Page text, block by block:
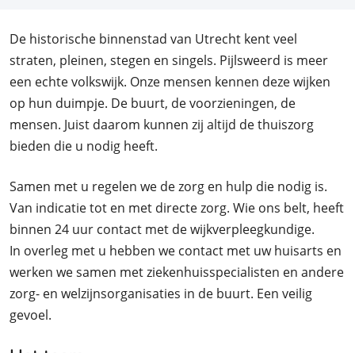
De historische binnenstad van Utrecht kent veel
straten, pleinen, stegen en singels. Pijlsweerd is meer
een echte volkswijk. Onze mensen kennen deze wijken
op hun duimpje. De buurt, de voorzieningen, de
mensen. Juist daarom kunnen zij altijd de thuiszorg
bieden die u nodig heeft.
Samen met u regelen we de zorg en hulp die nodig is.
Van indicatie tot en met directe zorg. Wie ons belt, heeft
binnen 24 uur contact met de wijkverpleegkundige.
In overleg met u hebben we contact met uw huisarts en
werken we samen met ziekenhuisspecialisten en andere
zorg- en welzijnsorganisaties in de buurt. Een veilig
gevoel.